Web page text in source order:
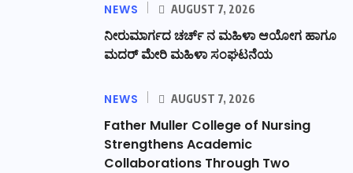
NEWS AUGUST 7, 2026
ನೀರುಮಾರ್ಗದ ಚರ್ಚ್ ನ ಮಹಿಳಾ ಆಯೋಗ ಹಾಗೂ
ಮದರ್ ಮೇರಿ ಮಹಿಳಾ ಸಂಘಟನೆಯ
NEWS AUGUST 7, 2026
Father Muller College of Nursing
Strengthens Academic
Collaborations Through Two